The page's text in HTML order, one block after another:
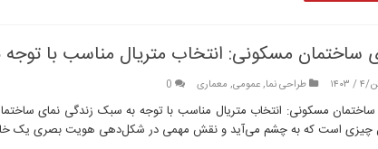
ساختمان مسکونی: انتخاب متریال مناسب با
۱۴۰۳ طراحی نما,عمومی, معماری 0
ساختمان مسکونی: انتخاب متریال مناسب با توجه به سبک زندگی نمای
چیزی است که به چشم می‌آید و نقش مهمی در شکل‌دهی هویت بصری یک